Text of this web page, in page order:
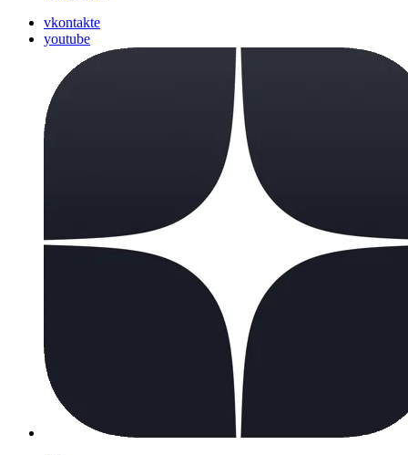
vkontakte
youtube